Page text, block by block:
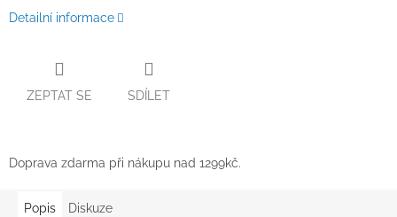
Detailní informace
ZEPTAT SE SDÍLET
Doprava zdarma při nákupu nad 1299kč.
Popis Diskuze